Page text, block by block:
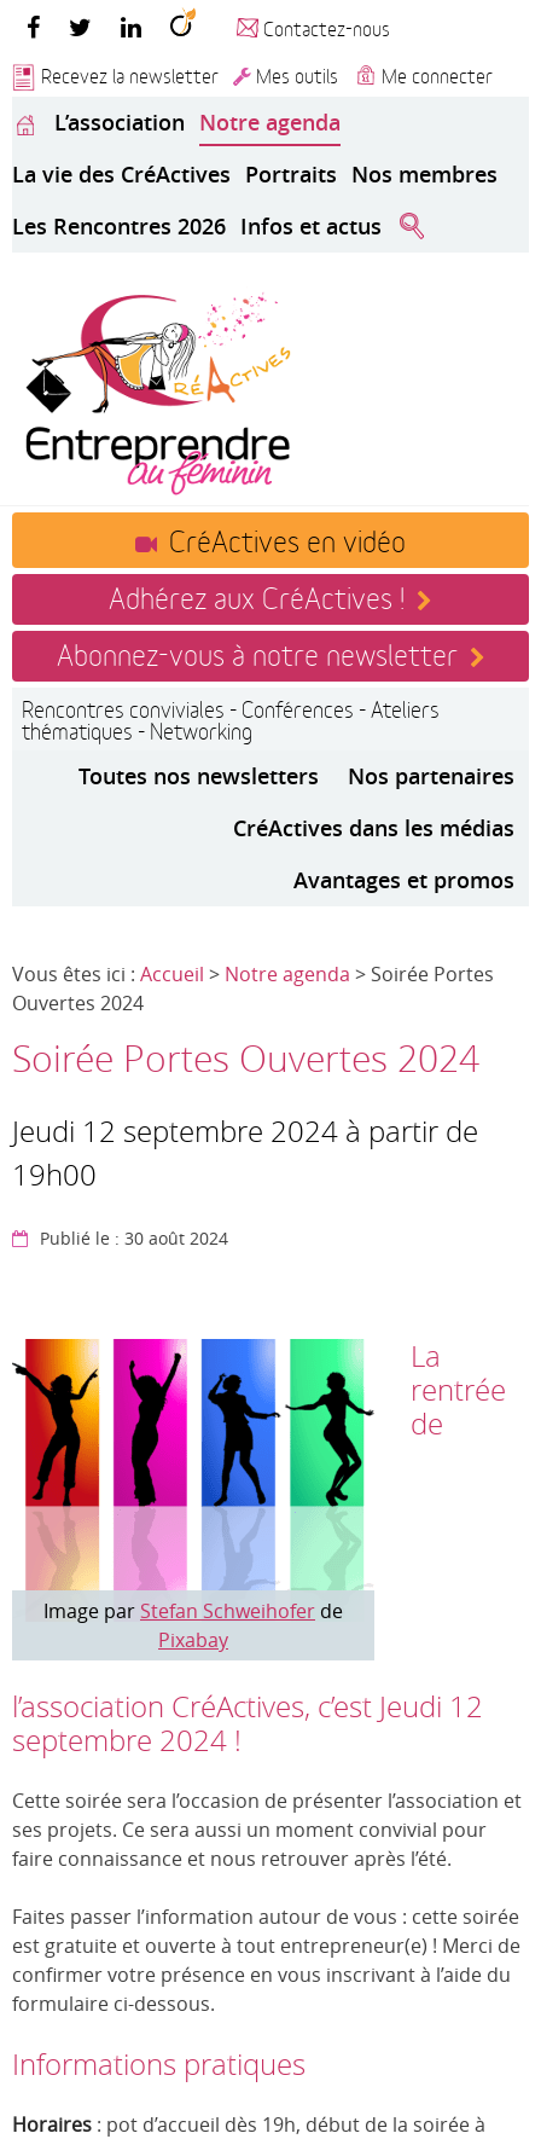
Contactez-nous
Recevez la newsletter
Mes outils Me connecter
L’association Notre agenda
La vie des CréActives Portraits Nos membres
Les Rencontres 2026 Infos et actus
CréActives en vidéo
Adhérez aux CréActives !
Abonnez-vous à notre newsletter
Rencontres conviviales - Conférences - Ateliers
thématiques - Networking
Toutes nos newsletters
Nos partenaires
CréActives dans les médias
Avantages et promos
Vous êtes ici : Accueil > Notre agenda > Soirée Portes
Ouvertes 2024
Soirée Portes Ouvertes 2024
Jeudi 12 septembre 2024 à partir de
19h00
Publié le : 30 août 2024
Image par Stefan Schweihofer de
Pixabay
La
rentrée
de
l’association CréActives, c’est Jeudi 12
septembre 2024 !
Cette soirée sera l’occasion de présenter l’association et
ses projets. Ce sera aussi un moment convivial pour
faire connaissance et nous retrouver après l’été.
Faites passer l’information autour de vous : cette soirée
est gratuite et ouverte à tout entrepreneur(e) ! Merci de
confirmer votre présence en vous inscrivant à l’aide du
formulaire ci-dessous.
Informations pratiques
Horaires : pot d’accueil dès 19h, début de la soirée à